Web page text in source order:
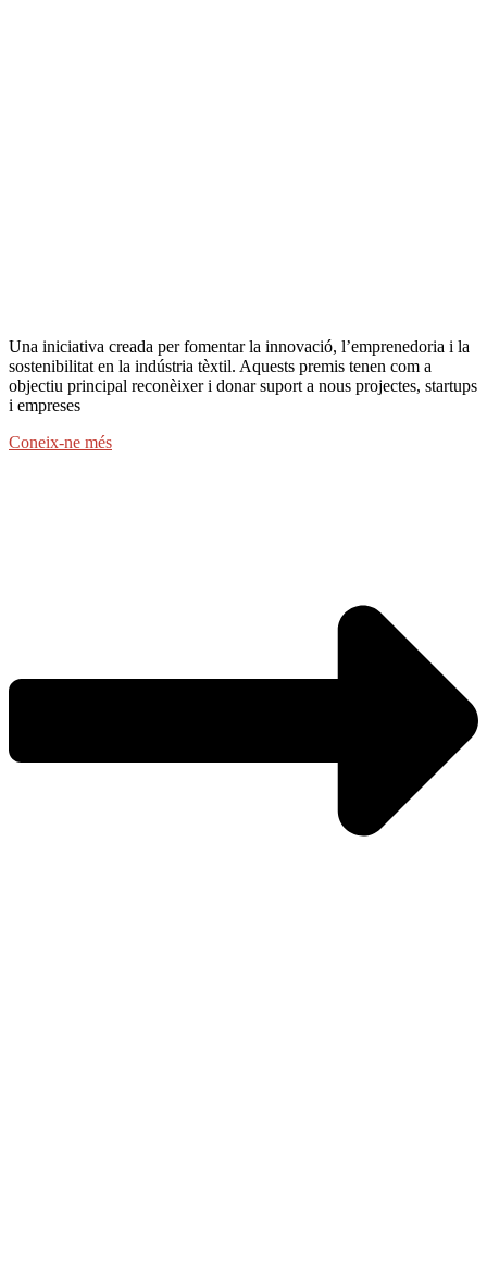
Una iniciativa creada per fomentar la innovació, l’emprenedoria i la
sostenibilitat en la indústria tèxtil. Aquests premis tenen com a
objectiu principal reconèixer i donar suport a nous projectes, startups
i empreses
Coneix-ne més